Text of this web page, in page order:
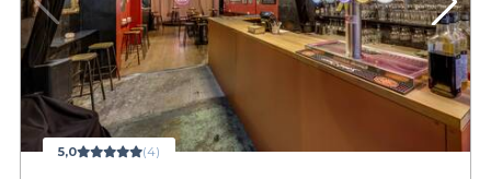
5,0 (4)